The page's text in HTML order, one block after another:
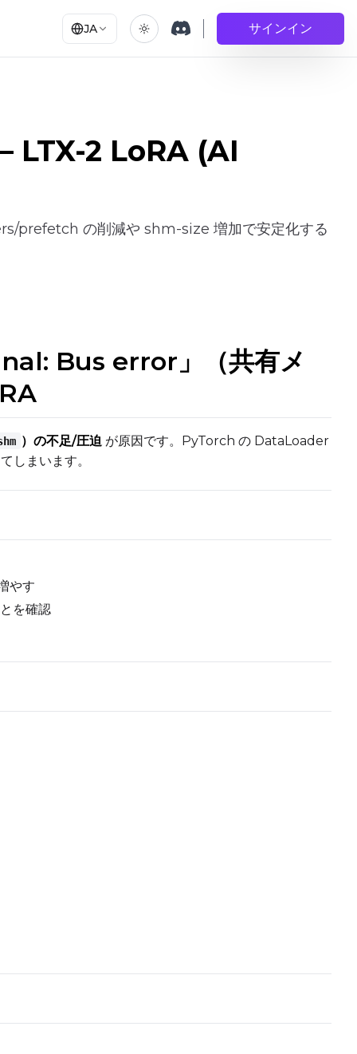
JA サインイン
2 LoRA (AI
prefetch の削減や shm-size 増加で安定化する
Bus error」（共有メ
）の不足/圧迫 が原因です。PyTorch の DataLoader
しまいます。
やす
を確認